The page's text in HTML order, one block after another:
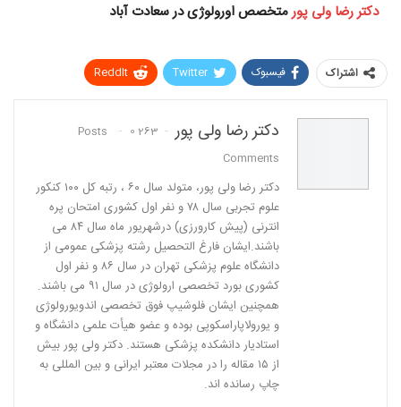
دکتر رضا ولی پورمتخصص اورولوژی در سعادت آباد
اشتراک فیسبوک Twitter
ReddIt
Linkedin
دکتر رضا ولی پور 263 Posts
0
Comments
دكتر رضا ولی پور، متولد سال ٦٠ ، رتبه كل ١٠٠ كنكور
علوم تجربی سال ٧٨ و نفر اول كشوری امتحان پره
انترنی (پیش كارورزی) درشهریور ماه سال ٨٤ می
باشند.ایشان فارغ التحصیل رشته پزشكی عمومی از
دانشگاه علوم پزشكی تهران در سال ٨٦ و نفر اول
كشوری بورد تخصصی ارولوژی در سال ٩١ می باشند.
همچنین ایشان فلوشیپ فوق تخصصی اندویورولوژی
و یورولاپاراسكوپی بوده و عضو هیأت علمی دانشگاه و
استادیار دانشكده پزشكی هستند. دکتر ولی پور بیش
از ١٥ مقاله را در مجلات معتبر ایرانی و بین المللی به
چاپ رسانده اند.